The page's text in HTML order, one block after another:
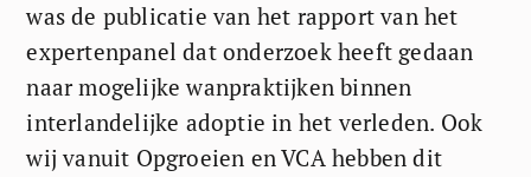
was de publicatie van het rapport van het
expertenpanel dat onderzoek heeft gedaan
naar mogelijke wanpraktijken binnen
interlandelijke adoptie in het verleden. Ook
wij vanuit Opgroeien en VCA hebben dit